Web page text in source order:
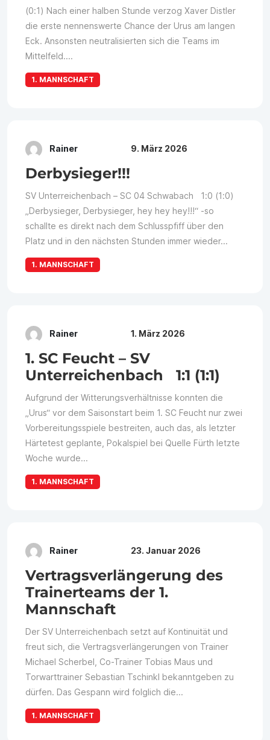
(0:1) Nach einer halben Stunde verzog Xaver Distler
die erste nennenswerte Chance der Urus am langen
Eck. Ansonsten neutralisierten sich die Teams im
Mittelfeld....
1. MANNSCHAFT
Rainer 9. März 2026
Derbysieger!!!
SV Unterreichenbach – SC 04 Schwabach 1:0 (1:0)
„Derbysieger, Derbysieger, hey hey hey!!!“ -so
schallte es direkt nach dem Schlusspfiff über den
Platz und in den nächsten Stunden immer wieder...
1. MANNSCHAFT
Rainer 1. März 2026
1. SC Feucht – SV
Unterreichenbach 1:1 (1:1)
Aufgrund der Witterungsverhältnisse konnten die
„Urus“ vor dem Saisonstart beim 1. SC Feucht nur zwei
Vorbereitungsspiele bestreiten, auch das, als letzter
Härtetest geplante, Pokalspiel bei Quelle Fürth letzte
Woche wurde...
1. MANNSCHAFT
Rainer 23. Januar 2026
Vertragsverlängerung des
Trainerteams der 1.
Mannschaft
Der SV Unterreichenbach setzt auf Kontinuität und
freut sich, die Vertragsverlängerungen von Trainer
Michael Scherbel, Co-Trainer Tobias Maus und
Torwarttrainer Sebastian Tschinkl bekanntgeben zu
dürfen. Das Gespann wird folglich die...
1. MANNSCHAFT